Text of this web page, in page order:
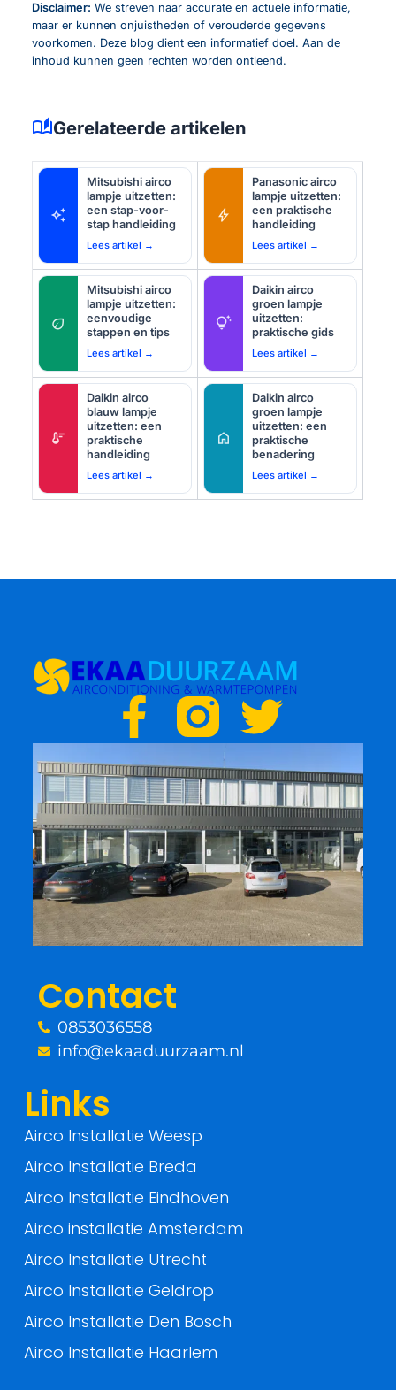
Disclaimer: We streven naar accurate en actuele informatie,
maar er kunnen onjuistheden of verouderde gegevens
voorkomen. Deze blog dient een informatief doel. Aan de
inhoud kunnen geen rechten worden ontleend.
auto_storiesGerelateerde artikelen
auto_awesome
Mitsubishi airco
lampje uitzetten:
een stap-voor-
stap handleiding
Lees artikel →
bolt
Panasonic airco
lampje uitzetten:
een praktische
handleiding
Lees artikel →
eco
Mitsubishi airco
lampje uitzetten:
eenvoudige
stappen en tips
Lees artikel →
tips_and_updates
Daikin airco
groen lampje
uitzetten:
praktische gids
Lees artikel →
thermostat
Daikin airco
blauw lampje
uitzetten: een
praktische
handleiding
Lees artikel →
home
Daikin airco
groen lampje
uitzetten: een
praktische
benadering
Lees artikel →
F
a
c
e
b
o
k
-
T
w
i
t
t
e
Contact
0853036558
info@ekaaduurzaam.nl
Links
Airco Installatie Weesp
Airco Installatie Breda
Airco Installatie Eindhoven
Airco installatie Amsterdam
Airco Installatie Utrecht
Airco Installatie Geldrop
Airco Installatie Den Bosch
Airco Installatie Haarlem